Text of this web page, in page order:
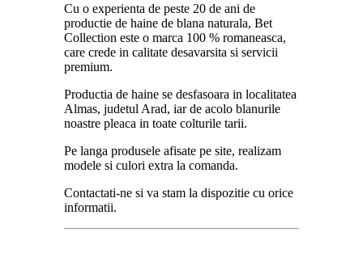
Cu o experienta de peste 20 de ani de
productie de haine de blana naturala, Bet
Collection este o marca 100 % romaneasca,
care crede in calitate desavarsita si servicii
premium.
Productia de haine se desfasoara in localitatea
Almas, judetul Arad, iar de acolo blanurile
noastre pleaca in toate colturile tarii.
Pe langa produsele afisate pe site, realizam
modele si culori extra la comanda.
Contactati-ne si va stam la dispozitie cu orice
informatii.